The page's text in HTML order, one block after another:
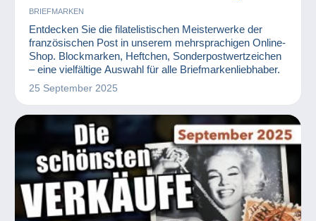
BRIEFMARKEN
Entdecken Sie die filatelistischen Meisterwerke der
französischen Post in unserem mehrsprachigen Online-
Shop. Blockmarken, Heftchen, Sonderpostwertzeichen
– eine vielfältige Auswahl für alle Briefmarkenliebhaber.
25 September 2025